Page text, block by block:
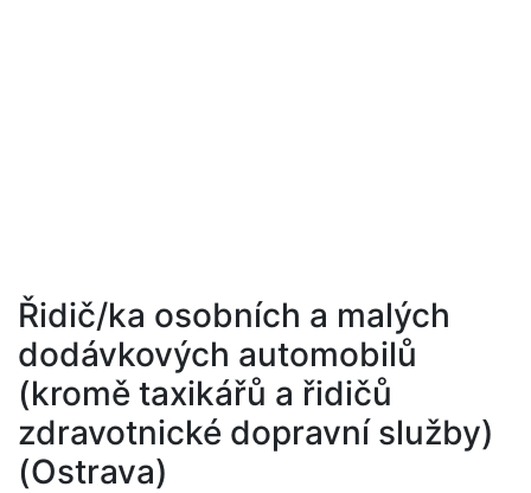
Řidič/ka osobních a malých
dodávkových automobilů
(kromě taxikářů a řidičů
zdravotnické dopravní služby)
(Ostrava)